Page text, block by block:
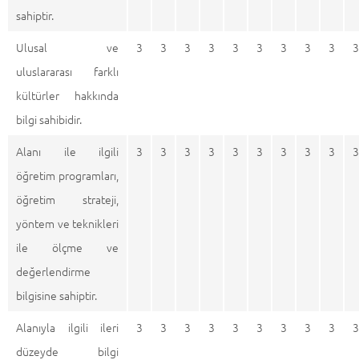
sahiptir.
Ulusal ve
uluslararası farklı
kültürler hakkında
bilgi sahibidir.
3 3 3 3 3 3 3 3 3 3
Alanı ile ilgili
öğretim programları,
öğretim strateji,
yöntem ve teknikleri
ile ölçme ve
değerlendirme
bilgisine sahiptir.
3 3 3 3 3 3 3 3 3 3
Alanıyla ilgili ileri
düzeyde bilgi
3 3 3 3 3 3 3 3 3 3